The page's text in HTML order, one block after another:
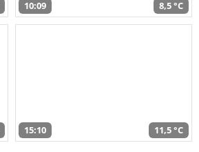
10:09 8,5 °C
15:10 11,5 °C